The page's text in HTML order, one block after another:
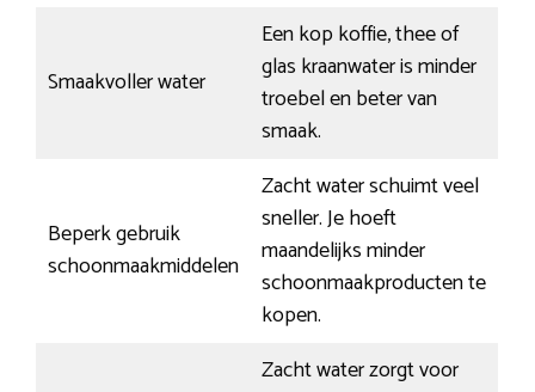
Smaakvoller water
Een kop koffie, thee of
glas kraanwater is minder
troebel en beter van
smaak.
Beperk gebruik
schoonmaakmiddelen
Zacht water schuimt veel
sneller. Je hoeft
maandelijks minder
schoonmaakproducten te
kopen.
Zacht water zorgt voor